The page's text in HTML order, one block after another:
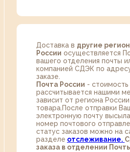
Доставка в другие
России осуществляется
вашего отделения почты
компанией СДЭК по
заказе.
Почта России -
рассчитывается нашими
зависит от региона
товара.После отправки
электронную почту
номер почтового
статус заказов можно на
разделе oтслеживание.
заказа в отделении